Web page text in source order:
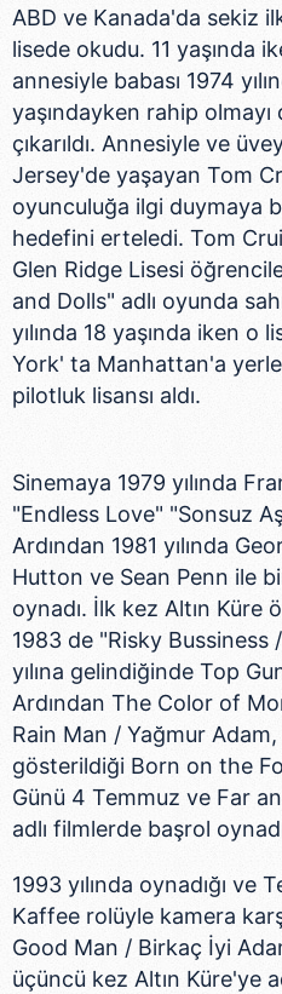
ABD ve Kanada'da sekiz
lisede okudu. 11 yaşında
annesiyle babası 1974
yaşındayken rahip
çıkarıldı. Annesiyle ve
Jersey'de yaşayan Tom
oyunculuğa ilgi duymaya
hedefini erteledi. Tom
Glen Ridge Lisesi
and Dolls" adlı oyunda
yılında 18 yaşında iken o
York' ta Manhattan'a
pilotluk lisansı aldı.
Sinemaya 1979 yılında
"Endless Love" "Sonsuz
Ardından 1981 yılında
Hutton ve Sean Penn ile
oynadı. İlk kez Altın Küre
1983 de "Risky Bussiness
yılına gelindiğinde Top
Ardından The Color of
Rain Man / Yağmur
gösterildiği Born on the
Günü 4 Temmuz ve Far
adlı filmlerde başrol
1993 yılında oynadığı ve
Kaffee rolüyle kamera
Good Man / Birkaç İyi
üçüncü kez Altın Küre'ye